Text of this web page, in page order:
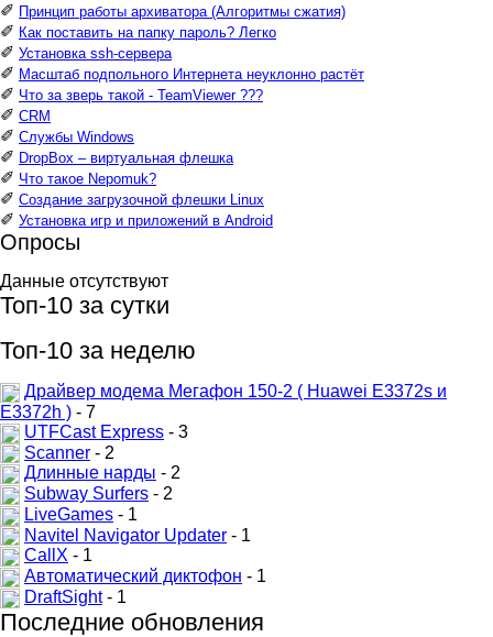
✐ Принцип работы архиватора (Алгоритмы сжатия)
✐ Как поставить на папку пароль? Легко
✐ Установка ssh-сервера
✐ Масштаб подпольного Интернета неуклонно растёт
✐ Что за зверь такой - TeamViewer ???
✐ CRM
✐ Службы Windows
✐ DropBox – виртуальная флешка
✐ Что такое Nepomuk?
✐ Создание загрузочной флешки Linux
✐ Установка игр и приложений в Android
Опросы
Данные отсутствуют
Топ-10 за сутки
Топ-10 за неделю
Драйвер модема Мегафон 150-2 ( Huawei E3372s и
E3372h ) - 7
UTFCast Express - 3
Scanner - 2
Длинные нарды - 2
Subway Surfers - 2
LiveGames - 1
Navitel Navigator Updater - 1
CallX - 1
Автоматический диктофон - 1
DraftSight- 1
Последние обновления